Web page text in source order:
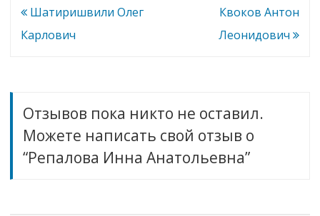
Навигация
по
Шатиришвили Олег
Карлович
Квоков Антон
Леонидович
Отзывов пока никто не оставил.
Можете написать свой отзыв о
“Репалова Инна Анатольевна”